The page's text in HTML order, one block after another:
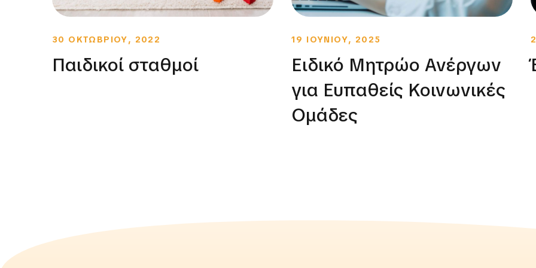
30 ΟΚΤΩΒΡΙΟΥ, 2022
Παιδικοί σταθμοί
19 ΙΟΥΝΙΟΥ, 2025
Ειδικό Μητρώο Ανέργων
για Ευπαθείς Κοινωνικές
Ομάδες